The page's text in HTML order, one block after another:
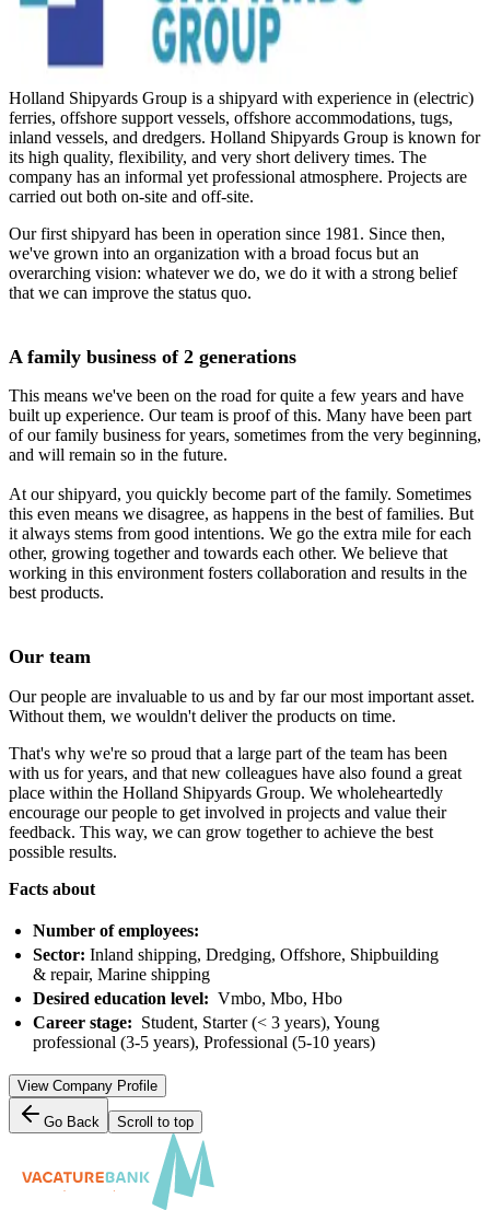
Holland Shipyards Group is a shipyard with experience in (electric)
ferries, offshore support vessels, offshore accommodations, tugs,
inland vessels, and dredgers. Holland Shipyards Group is known for
its high quality, flexibility, and very short delivery times. The
company has an informal yet professional atmosphere. Projects are
carried out both on-site and off-site.
Our first shipyard has been in operation since 1981. Since then,
we've grown into an organization with a broad focus but an
overarching vision: whatever we do, we do it with a strong belief
that we can improve the status quo.
A family business of 2 generations
This means we've been on the road for quite a few years and have
built up experience. Our team is proof of this. Many have been part
of our family business for years, sometimes from the very beginning,
and will remain so in the future.
At our shipyard, you quickly become part of the family. Sometimes
this even means we disagree, as happens in the best of families. But
it always stems from good intentions. We go the extra mile for each
other, growing together and towards each other. We believe that
working in this environment fosters collaboration and results in the
best products.
Our team
Our people are invaluable to us and by far our most important asset.
Without them, we wouldn't deliver the products on time.
That's why we're so proud that a large part of the team has been
with us for years, and that new colleagues have also found a great
place within the Holland Shipyards Group. We wholeheartedly
encourage our people to get involved in projects and value their
feedback. This way, we can grow together to achieve the best
possible results.
Facts about
Number of employees:
Sector: Inland shipping, Dredging, Offshore, Shipbuilding
& repair, Marine shipping
Desired education level: Vmbo, Mbo, Hbo
Career stage: Student, Starter (< 3 years), Young
professional (3-5 years), Professional (5-10 years)
View Company Profile
Go Back Scroll to top